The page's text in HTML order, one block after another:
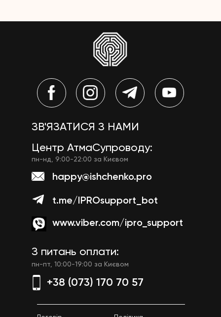
ЗВ'ЯЗАТИСЯ З НАМИ
+38 (073) 170 70 57
пн-пт, 10:00-19:00 за Києвом
happy@ishchenko.pro
t.me/IPROsupport_bot
пн-нд, 9:00-22:00 за Києвом
www.viber.com/ipro_support
З питань оплати:
Центр АтмаСупроводу: